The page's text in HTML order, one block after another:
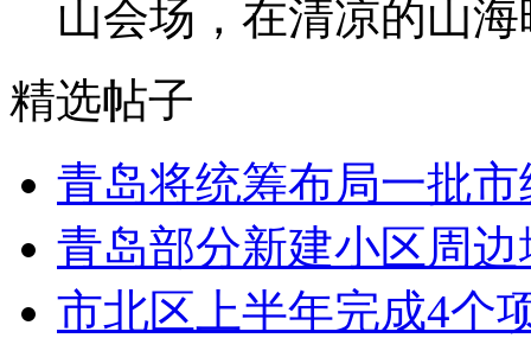
山会场，在清凉的山
精选帖子
青岛将统筹布局一批市
青岛部分新建小区周
市北区上半年完成4个